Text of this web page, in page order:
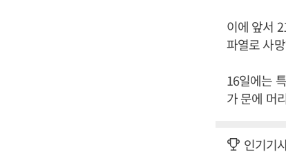
이에 앞서
파열로 사
16일에는
가 문에 머
인기기